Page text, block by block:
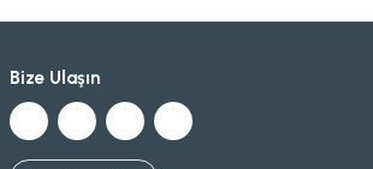
Bize Ulaşın